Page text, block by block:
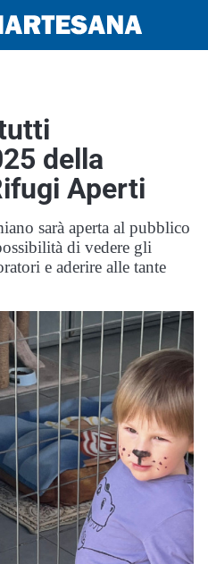
della
Aperti
sarà aperta al pubblico
di vedere gli
e aderire alle tante